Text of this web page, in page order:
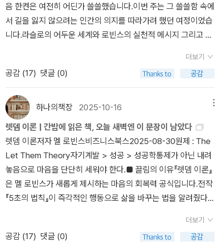
음 한켠은 여전히 어딘가 쓸쓸했습니다.이번 주는 그 쓸쓸함 속에
서 길을 잃지 않으려는 인간의 의지를 따라가려 했던 여정이었습
니다.라슬로의 어두운 세계와 로빈스의 실천적 메시지 그리고 루
그리고 자유를 향한 본능이 한데 어우러진 한 주였습니다.■ 이번
주 <간밤에읽은책> 돌아보기월요일 | 『사탄탱고』 - 크러스너호
르커이 라슬로2025 노벨문학상의 수상자는 크러스너호르커이
라슬로였습니다.수상 소식을 기념하고자 『저항의 멜랑콜리』와
함께 책장에서 오랜만에 꺼내 읽어보았습니다.끝없이 내리는 비
와 폐허가 된 마을 그리고 희미한 희망.『사탄탱고』는 인간이 절망
속에서도 놓지 못하는 욕망, 환상, 구원의 모호함을 집요하게 파
고듭니다.저자의 문장은 느리지만 거대하며 인간 존재의 추악함
과 연민을 동시에 드러냅니다.읽는 내내 묘한 최면에 빠지는 듯한
긴 문체는 인간이란 무엇인가라는 질문으로 우리를 끌어당깁니
다.KEYWORD ▶ 사탄탱고 독후감 | 크러스너호르커이 라슬로
소설 리뷰 | 인간 존재의 부조리https://blog.naver.com/hanai
nbook/224039106283화요일 | 『저항의 멜랑콜리』 - 크러스
더보기
공감 (17) 댓글 (0)
하나의책장 2025-10-16
렛뎀 이론 | 간밤에 읽은 책, 오늘 새벽엔 이 문장이 남았다
렛뎀 이론저자 멜 로빈스비즈니스북스2025-08-30원제 : The
Let Them Theory자기계발 > 성공 > 성공학통제가 아닌 내려
놓음으로 마음을 단단히 세워야 한다.■ 끌림의 이유『렛뎀 이론』
은 멜 로빈스가 새롭게 제시하는 마음의 회복력 공식입니다.전작
『5초의 법칙』이 즉각적인 행동으로 삶을 바꾸는 법을 알려줬다
목에서 말하는 렛뎀은 바로 Let Them입니다.직역하면 그냥 두
라는 뜻이죠.신기하게도 이 말에는 모든 인간관계의 본질이 들어
더보기
공감 (17) 댓글 (0)